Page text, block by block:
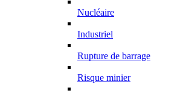
Nucléaire
Industriel
Rupture de barrage
Risque minier